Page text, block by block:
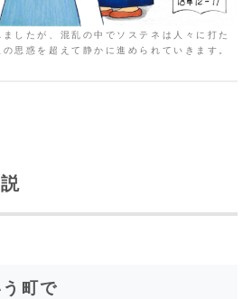
したが、混乱の中でソステネは人々に打た
思惑を超えて静かに進められていきます。
町で